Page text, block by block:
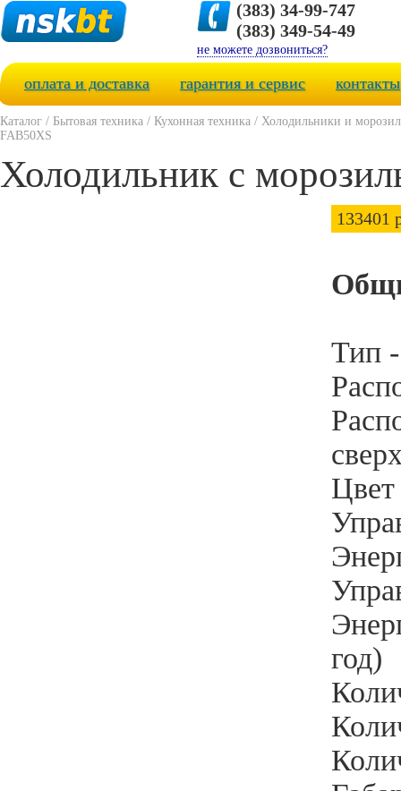
(383) 34-99-747
(383) 349-54-49
не можете дозвониться?
оплата и доставка гарантия и сервис контакты
Каталог / Бытовая техника / Кухонная техника / Холодильники и
FAB50XS
Холодильник с
133401
Тип
Цвет
год)